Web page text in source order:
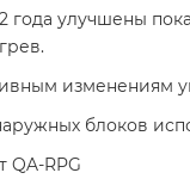
года улучшены
изменениям
блоков
QA-RPG